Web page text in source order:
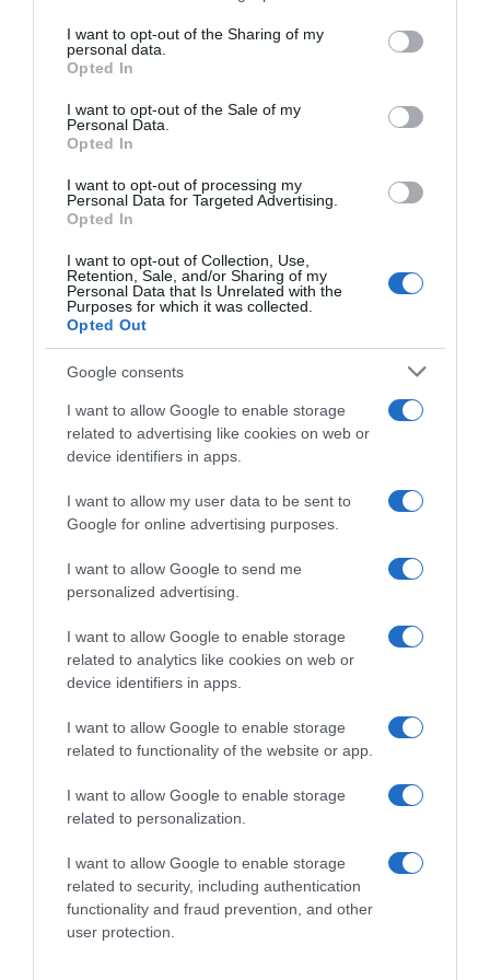
not limited to your visit or usage behaviour. You may click to
grant or deny consent to Google and its third-party tags to
use your data for below specified purposes in below Google
consent section.
I want to opt-out of the Sharing of my
personal data.
Opted In
I want to opt-out of the Sale of my
Personal Data.
Opted In
I want to opt-out of processing my
Personal Data for Targeted Advertising.
Opted In
I want to opt-out of Collection, Use,
Retention, Sale, and/or Sharing of my
Personal Data that Is Unrelated with the
Purposes for which it was collected.
Opted Out
Google consents
I want to allow Google to enable storage
related to advertising like cookies on web or
device identifiers in apps.
I want to allow my user data to be sent to
Google for online advertising purposes.
I want to allow Google to send me
personalized advertising.
I want to allow Google to enable storage
related to analytics like cookies on web or
device identifiers in apps.
I want to allow Google to enable storage
related to functionality of the website or app.
I want to allow Google to enable storage
related to personalization.
I want to allow Google to enable storage
related to security, including authentication
functionality and fraud prevention, and other
user protection.
Categoría
Desayunos Dulces y pan
Subcategoría
Cafés
Supermercado
EL CORTE INGLÉS
05 May 2023
Descripción del producto
Denominación del alimento:
Café molido de tueste natural descafeinado en
JACOBS DOUWE EGBERTS B.VDirección del
operador:
Oosterdoksstraat 80, 1011 DK Amsterdam The
NetherlandsCantidad Neta:
52 gNúmero de raciones por envase:
10Otras menciones obligatorias en la etiqueta: